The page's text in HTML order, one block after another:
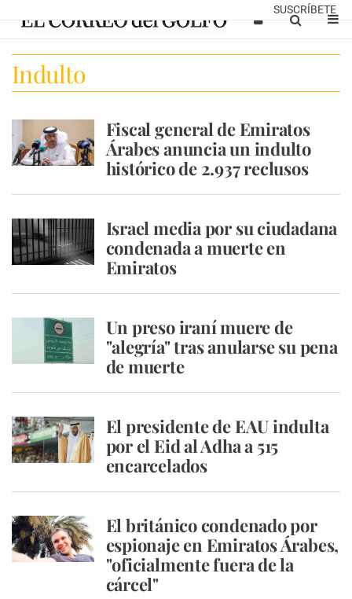
SUSCRÍBETE
Indulto
Fiscal general de Emiratos
Árabes anuncia un indulto
histórico de 2.937 reclusos
Israel media por su ciudadana
condenada a muerte en
Emiratos
Un preso iraní muere de
"alegría" tras anularse su pena
de muerte
El presidente de EAU indulta
por el Eid al Adha a 515
encarcelados
El británico condenado por
espionaje en Emiratos Árabes,
"oficialmente fuera de la
cárcel"